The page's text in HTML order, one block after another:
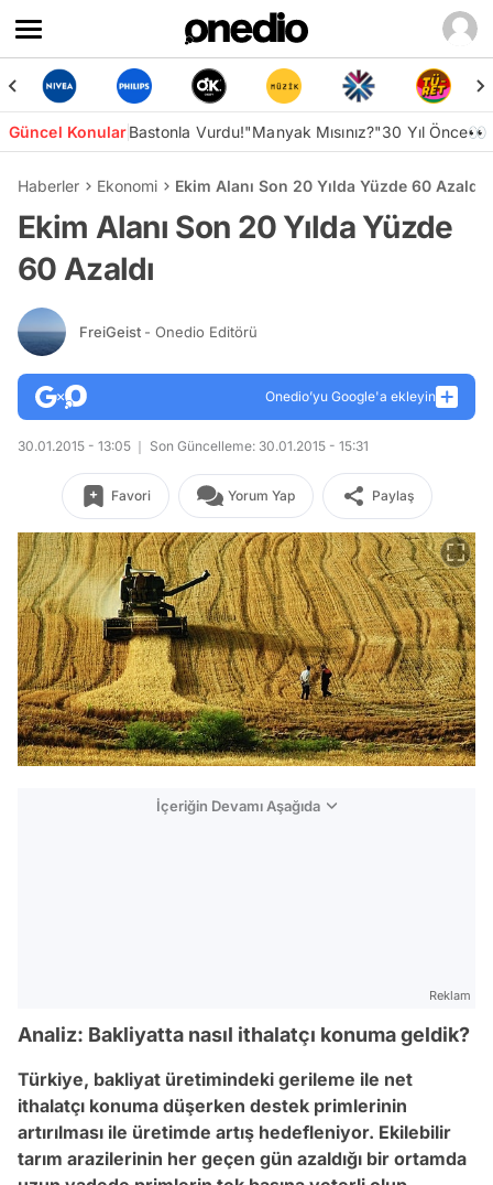
Güncel KonularBastonla Vurdu!"Manyak Mısınız?"30 Yıl Önce👀
Haberler Ekonomi Ekim Alanı Son 20 Yılda Yüzde 60 Azaldı
Ekim Alanı Son 20 Yılda Yüzde
60 Azaldı
FreiGeist - Onedio Editörü
Onedio’yu Google'a ekleyin
30.01.2015 - 13:05 Son Güncelleme: 30.01.2015 - 15:31
Favori Yorum Yap Paylaş
İçeriğin Devamı Aşağıda
Reklam
Analiz: Bakliyatta nasıl ithalatçı konuma geldik?
Türkiye, bakliyat üretimindeki gerileme ile net
ithalatçı konuma düşerken destek primlerinin
artırılması ile üretimde artış hedefleniyor. Ekilebilir
tarım arazilerinin her geçen gün azaldığı bir ortamda